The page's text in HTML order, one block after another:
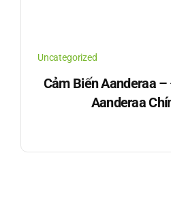
Uncategorized
Cảm Biến Aanderaa
Aanderaa